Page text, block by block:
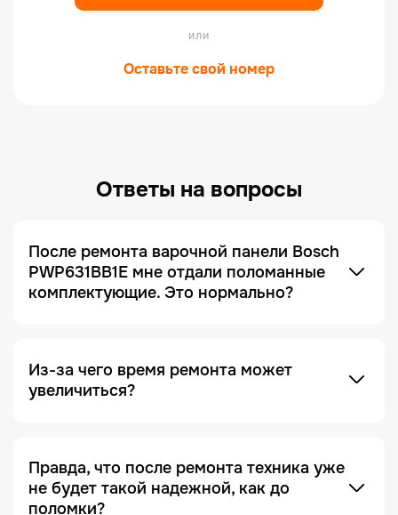
или
Оставьте свой номер
Ответы на вопросы
После ремонта варочной панели Bosch
PWP631BB1E мне отдали поломанные
комплектующие. Это нормально?
был действительно выполнен, и увидеть, что
именно случилось с устройством.
Из-за чего время ремонта может
увеличиться?
ремонта возникает на этапе диагностики, когда
проблема проявляется не явно. Чтобы ее
зафиксировать и локализовать, техника должна
Правда, что после ремонта техника уже
не будет такой надежной, как до
поломки?